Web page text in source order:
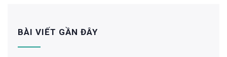
BÀI VIẾT GẦN ĐÂY